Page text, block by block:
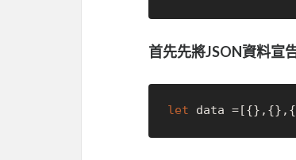
首先先將JSON資料宣
let data